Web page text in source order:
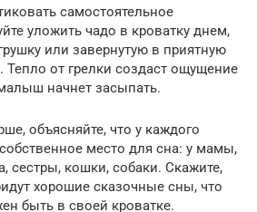
самостоятельное
уложить чадо в кроватку днем,
или завернутую в приятную
Тепло от грелки создаст ощущение
начнет засыпать.
объясняйте, что у каждого
место для сна: у мамы,
сестры, кошки, собаки. Скажите,
хорошие сказочные сны, что
быть в своей кроватке.